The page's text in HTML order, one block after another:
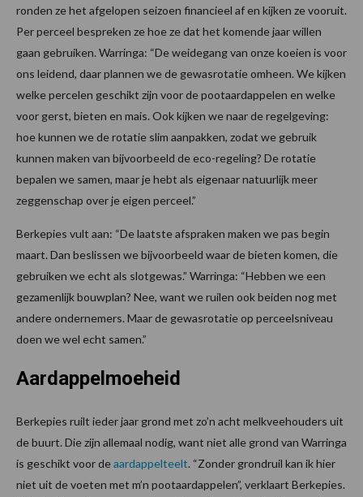
ronden ze het afgelopen seizoen financieel af en kijken ze vooruit.
Per perceel bespreken ze hoe ze dat het komende jaar willen
gaan gebruiken. Warringa: “De weidegang van onze koeien is voor
ons leidend, daar plannen we de gewasrotatie omheen. We kijken
welke percelen geschikt zijn voor de pootaardappelen en welke
voor gerst, bieten en mais. Ook kijken we naar de regelgeving:
hoe kunnen we de rotatie slim aanpakken, zodat we gebruik
kunnen maken van bijvoorbeeld de eco-regeling? De rotatie
bepalen we samen, maar je hebt als eigenaar natuurlijk meer
zeggenschap over je eigen perceel.”
Berkepies vult aan: “De laatste afspraken maken we pas begin
maart. Dan beslissen we bijvoorbeeld waar de bieten komen, die
gebruiken we echt als slotgewas.” Warringa: “Hebben we een
gezamenlijk bouwplan? Nee, want we ruilen ook beiden nog met
andere ondernemers. Maar de gewasrotatie op perceelsniveau
doen we wel echt samen.”
Aardappelmoeheid
Berkepies ruilt ieder jaar grond met zo’n acht melkveehouders uit
de buurt. Die zijn allemaal nodig, want niet alle grond van Warringa
is geschikt voor deaardappelteelt. “Zonder grondruil kan ik hier
niet uit de voeten met m’n pootaardappelen”, verklaart Berkepies.